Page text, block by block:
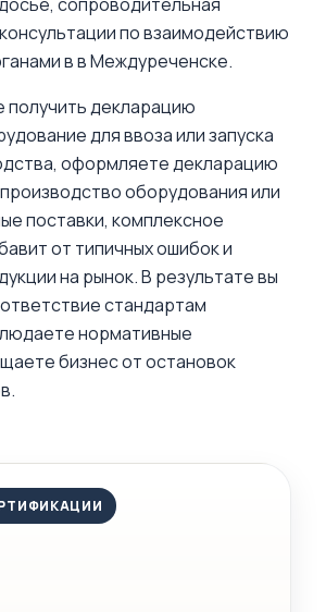
по взаимодействию
в в Междуреченске.
получить декларацию
для ввоза или запуска
оформляете декларацию
оборудования или
поставки, комплексное
от типичных ошибок и
на рынок. В результате вы
стандартам
нормативные
бизнес от остановок